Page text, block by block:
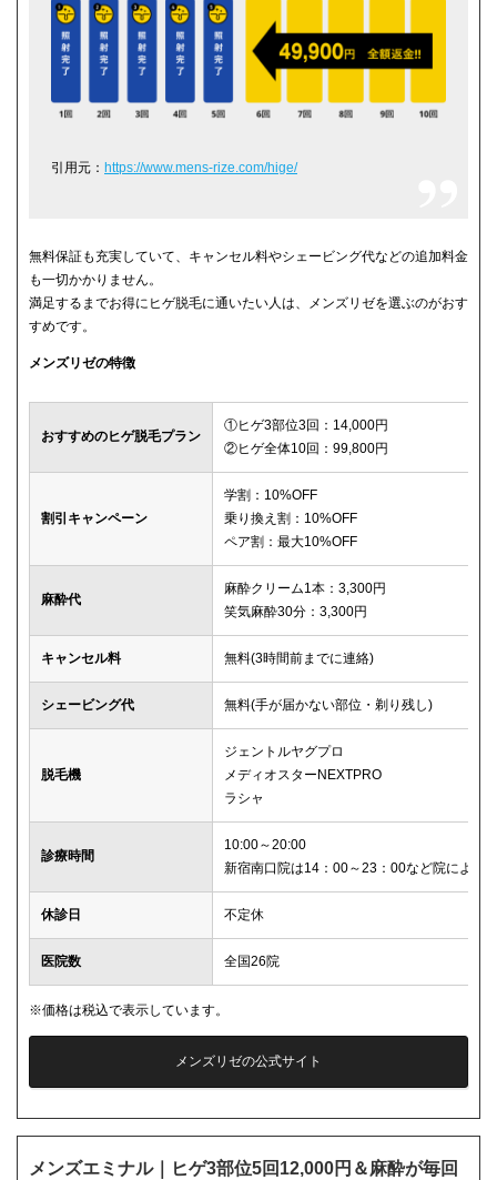
引用元： https://www.mens-rize.com/hige/
無料保証も充実していて、キャンセル料やシェービング代などの追加料金
も一切かかりません。
満足するまでお得にヒゲ脱毛に通いたい人は、メンズリゼを選ぶのがおす
すめです。
メンズリゼの特徴
おすすめのヒゲ脱毛プラン
①ヒゲ3部位3回：14,000円
②ヒゲ全体10回：99,800円
割引キャンペーン
学割：10%OFF
乗り換え割：10%OFF
ペア割：最大10%OFF
麻酔代
麻酔クリーム1本：3,300円
笑気麻酔30分：3,300円
キャンセル料 無料(3時間前までに連絡)
シェービング代 無料(手が届かない部位・剃り残し)
脱毛機
ジェントルヤグプロ
メディオスターNEXTPRO
ラシャ
診療時間
10:00～20:00
新宿南口院は14：00～23：00など院により
休診日 不定休
医院数 全国26院
※価格は税込で表示しています。
メンズリゼの公式サイト
メンズエミナル｜ヒゲ3部位5回12,000円＆麻酔が毎回